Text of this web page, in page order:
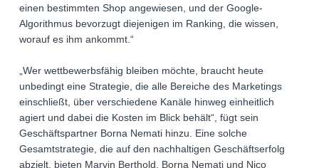
einen bestimmten Shop angewiesen, und der Google-
Algorithmus bevorzugt diejenigen im Ranking, die wissen,
worauf es ihm ankommt.“
„Wer wettbewerbsfähig bleiben möchte, braucht heute
unbedingt eine Strategie, die alle Bereiche des Marketings
einschließt, über verschiedene Kanäle hinweg einheitlich
agiert und dabei die Kosten im Blick behält“, fügt sein
Geschäftspartner Borna Nemati hinzu. Eine solche
Gesamtstrategie, die auf den nachhaltigen Geschäftserfolg
abzielt, bieten Marvin Berthold, Borna Nemati und Nico